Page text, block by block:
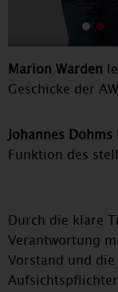
Slide
Marion Warden
Geschicke der
Johannes Dohms
Funktion des
Durch die klare
Verantwortung
Vorstand und